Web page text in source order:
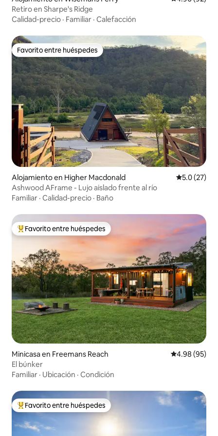
Retiro en Sharpe's Ridge
Calidad-precio · Familiar · Calefacción
Favorito entre huéspedes
Favorito entre huéspedes
Alojamiento en Higher Macdonald Calificación
5.0 (27)
Ashwood AFrame - Lujo aislado frente al río
Familiar · Calidad-precio · Baño
Favorito entre huéspedes preferido
Favorito entre huéspedes
Minicasa en Freemans Reach Calificación
4.98 (95)
El búnker
Familiar · Ubicación · Condición
Favorito entre huéspedes preferido
Favorito entre huéspedes